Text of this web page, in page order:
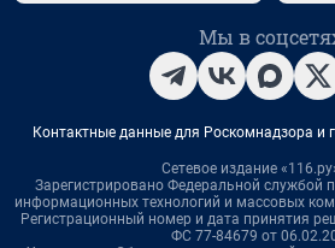
Мы в
Контактные данные для Роскомнадзора и
Сетевое издание
Зарегистрировано Федеральной службой
информационных технологий и массовых
Регистрационный номер и дата принятия
ФС 77-84679 от